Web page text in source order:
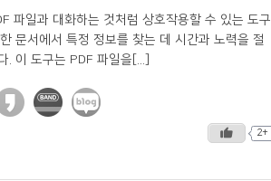
파일과 대화하는 것처럼 상호작용할 수 있는 도구
문서에서 특정 정보를 찾는 데 시간과 노력을 절
. 이 도구는 PDF 파일을[...]
2+